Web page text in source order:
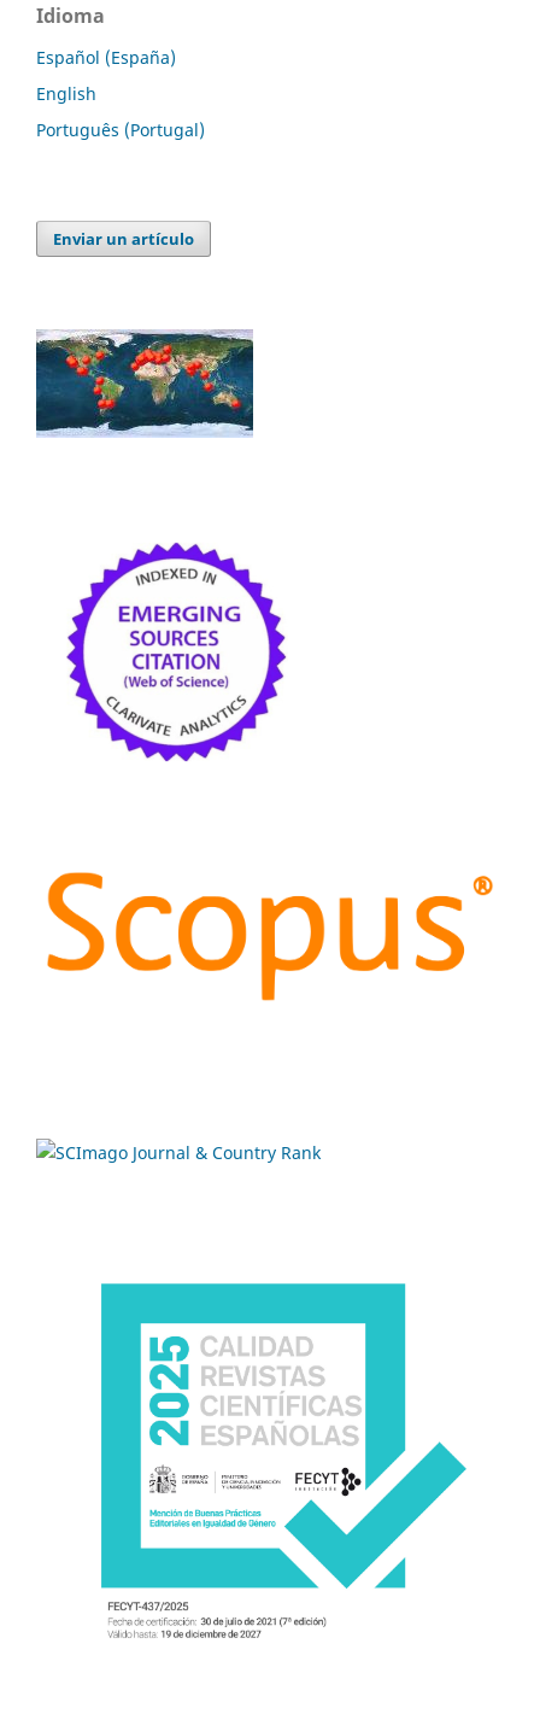
Idioma
Español (España)
English
Português (Portugal)
Enviar un artículo